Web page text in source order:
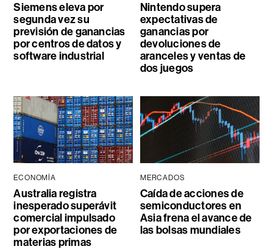
Siemens eleva por
segunda vez su
previsión de ganancias
por centros de datos y
software industrial
Nintendo supera
expectativas de
ganancias por
devoluciones de
aranceles y ventas de
dos juegos
ECONOMÍA
Australia registra
inesperado superávit
comercial impulsado
por exportaciones de
materias primas
MERCADOS
Caída de acciones de
semiconductores en
Asia frena el avance de
las bolsas mundiales